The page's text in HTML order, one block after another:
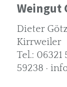
Weingut
Dieter
Kirrweiler
Tel.: 06321
59238 ·